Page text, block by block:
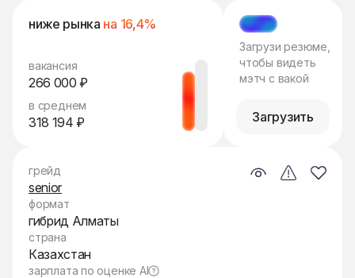
ниже рынка на 16,4%
вакансия
266 000 ₽
в среднем
318 194 ₽
МЭТЧ
Загрузи резюме,
чтобы видеть
мэтч с вакой
Загрузить
грейд
senior
формат
гибрид Алматы
страна
Казахстан
зарплата по оценке AI